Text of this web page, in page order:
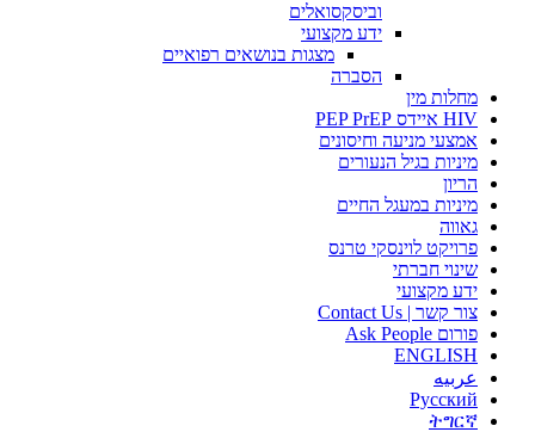
וביסקסואלים
ידע מקצועי
מצגות בנושאים רפואיים
הסברה
מחלות מין
HIV איידס PEP PrEP
אמצעי מניעה וחיסונים
מיניות בגיל הנעורים
הריון
מיניות במעגל החיים
גאווה
פרויקט לוינסקי טרנס
שינוי חברתי
ידע מקצועי
צור קשר | Contact Us
פורום Ask People
ENGLISH
عربيه
Русский
ትግርኛ